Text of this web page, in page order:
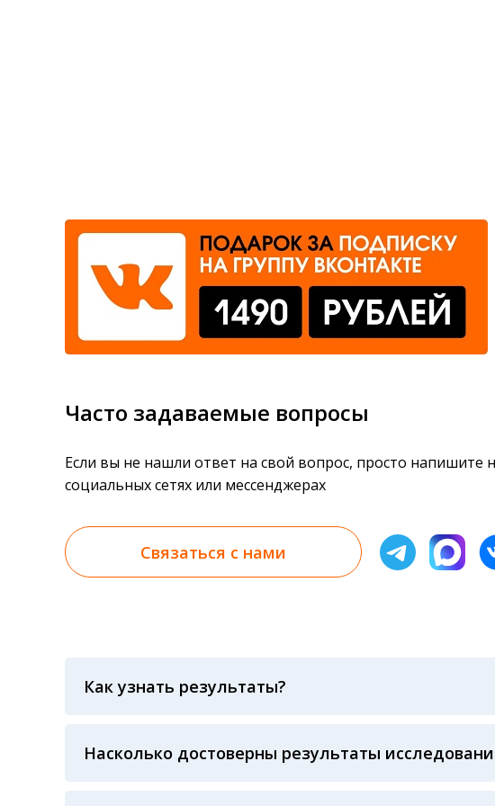
Часто задаваемые вопросы
Если вы не нашли ответ на свой вопрос, просто напишите
социальных сетях или мессенджерах
Связаться с нами
Как узнать результаты?
анализов при предъявлении паспорта или чека об
Насколько достоверны результаты
Гарантия качества лабораторных тестов